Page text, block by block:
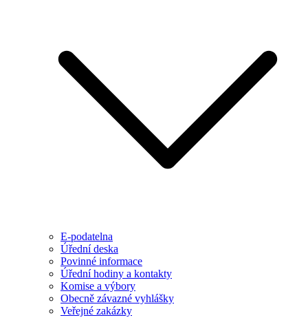
E-podatelna
Úřední deska
Povinné informace
Úřední hodiny a kontakty
Komise a výbory
Obecně závazné vyhlášky
Veřejné zakázky